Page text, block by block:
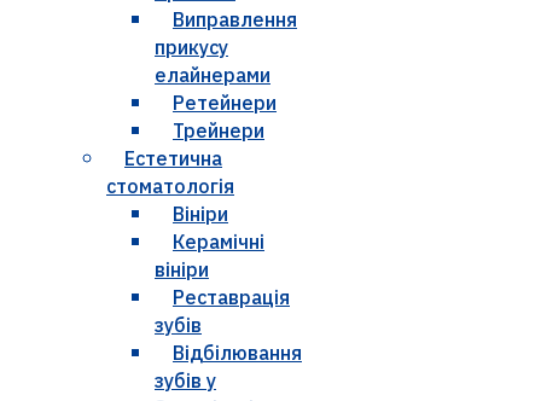
Виправлення
прикусу
елайнерами
Ретейнери
Трейнери
Естетична
стоматологія
Вініри
Керамічні
вініри
Реставрація
зубів
Відбілювання
зубів у